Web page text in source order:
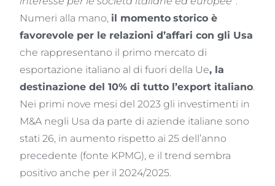
Numeri alla mano, il momento storico è
favorevole per le relazioni d’affari con gli Usa
che rappresentano il primo mercato di
esportazione italiano al di fuori della Ue, la
destinazione del 10% di tutto l’export italiano.
Nei primi nove mesi del 2023 gli investimenti in
M&A negli Usa da parte di aziende italiane sono
stati 26, in aumento rispetto ai 25 dell’anno
precedente (fonte KPMG), e il trend sembra
positivo anche per il 2024/2025.